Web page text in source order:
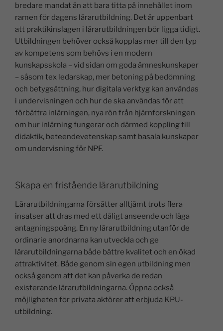
bredare mandat än att bara titta på innehållet inom
ramen för dagens lärarutbildning. Det är uppenbart
att praktikinslagen i lärarutbildningen bör ligga tidigt.
Utbildningen behöver också kopplas mer till den typ
av kompetens som behövs i en modern
kunskapsskola – vid sidan om goda ämneskunskaper
– såsom tex ledarskap, mer betoning på bedömning
och betygsättning, hur digitala verktyg kan användas
i undervisningen och hur de ska användas för att
förbättra inlärningen, nya rön från hjärnforskningen
om hur inlärning fungerar och därmed koppling till
didaktik, beteendevetenskap samt basala kunskaper
om undervisning för NPF.
Skapa en fristående lärarutbildning
Lärarutbildningarna försätter alltjämt trots flera
insatser att dras med ett dåligt anseende och låga
antagningspoäng. En ny lärarutbildning utanför de
ordinarie anordnarna kan utveckla och ge
lärarutbildningarna både bättre kvalitet och en ökad
attraktivitet. Både genom sin egen utbildning men
också genom att det kan påverka de redan
existerande lärarutbildningarna. Öppna också
möjligheten för privata aktörer att erbjuda KPU-
utbildning.